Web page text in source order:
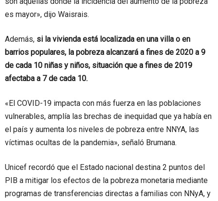
es mayor», dijo Waisrais.
Además, si la vivienda está localizada en una villa o en
barrios populares, la pobreza alcanzará a fines de 2020 a 9
de cada 10 niñas y niños, situación que a fines de 2019
afectaba a 7 de cada 10.
«El COVID-19 impacta con más fuerza en las poblaciones
vulnerables, amplía las brechas de inequidad que ya había en
el país y aumenta los niveles de pobreza entre NNYA, las
víctimas ocultas de la pandemia», señaló Brumana.
Unicef recordó que el Estado nacional destina 2 puntos del
PIB a mitigar los efectos de la pobreza monetaria mediante
programas de transferencias directas a familias con NNyA, y